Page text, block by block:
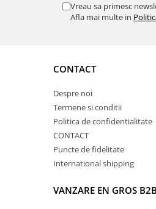
Vreau sa primesc
Afla mai multe in
CONTACT
Despre noi
Termene si conditii
Politica de confidentialitate
CONTACT
Puncte de fidelitate
International shipping
VANZARE EN GROS